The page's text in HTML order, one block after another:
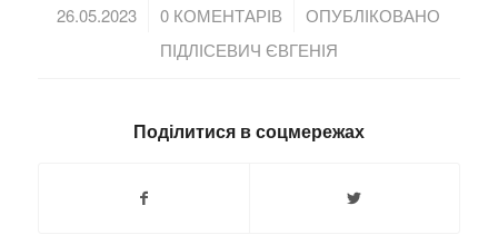
26.05.2023
/ 0 КОМЕНТАРІВ
/
ОПУБЛІКОВАНО
ПІДЛІСЕВИЧ ЄВГЕНІЯ
Поділитися в соцмережах